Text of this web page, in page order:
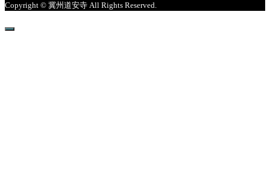
Copyright © 冀州道安寺 All Rights Reserved.